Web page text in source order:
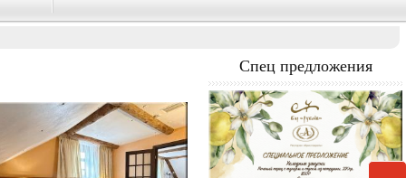
Люкс «Казанова»
от16200
Спец предложения